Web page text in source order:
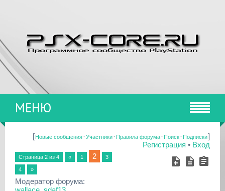
МЕНЮ
[Новые сообщения·Участники·Правила форума·Поиск·Подписки]
Регистрация • Вход
Страница 2 из 4 « 1 2 3
4 »
Модератор форума: